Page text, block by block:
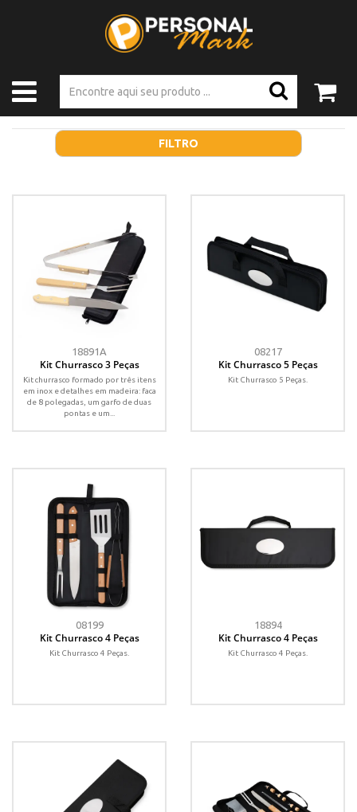
FILTRO
18891A
Kit Churrasco 3 Peças
Kit churrasco formado por três itens
em inox e detalhes em madeira: faca
de 8 polegadas, um garfo de duas
pontas e um...
08217
Kit Churrasco 5 Peças
Kit Churrasco 5 Peças.
08199
Kit Churrasco 4 Peças
Kit Churrasco 4 Peças.
18894
Kit Churrasco 4 Peças
Kit Churrasco 4 Peças.